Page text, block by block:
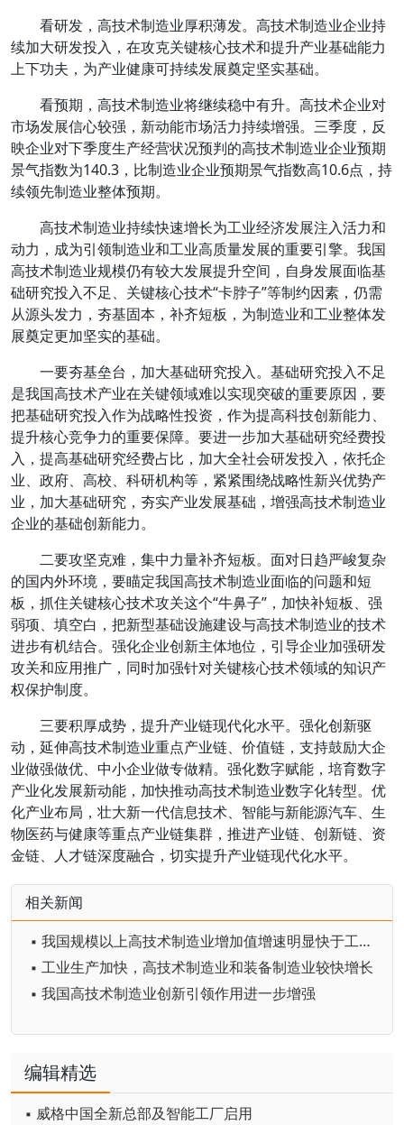
看研发，高技术制造业厚积薄发。高技术制造业企业持
续加大研发投入，在攻克关键核心技术和提升产业基础能力
上下功夫，为产业健康可持续发展奠定坚实基础。
看预期，高技术制造业将继续稳中有升。高技术企业对
市场发展信心较强，新动能市场活力持续增强。三季度，反
映企业对下季度生产经营状况预判的高技术制造业企业预期
景气指数为140.3，比制造业企业预期景气指数高10.6点，持
续领先制造业整体预期。
高技术制造业持续快速增长为工业经济发展注入活力和
动力，成为引领制造业和工业高质量发展的重要引擎。我国
高技术制造业规模仍有较大发展提升空间，自身发展面临基
础研究投入不足、关键核心技术“卡脖子”等制约因素，仍需
从源头发力，夯基固本，补齐短板，为制造业和工业整体发
展奠定更加坚实的基础。
一要夯基垒台，加大基础研究投入。基础研究投入不足
是我国高技术产业在关键领域难以实现突破的重要原因，要
把基础研究投入作为战略性投资，作为提高科技创新能力、
提升核心竞争力的重要保障。要进一步加大基础研究经费投
入，提高基础研究经费占比，加大全社会研发投入，依托企
业、政府、高校、科研机构等，紧紧围绕战略性新兴优势产
业，加大基础研究，夯实产业发展基础，增强高技术制造业
企业的基础创新能力。
二要攻坚克难，集中力量补齐短板。面对日趋严峻复杂
的国内外环境，要瞄定我国高技术制造业面临的问题和短
板，抓住关键核心技术攻关这个“牛鼻子”，加快补短板、强
弱项、填空白，把新型基础设施建设与高技术制造业的技术
进步有机结合。强化企业创新主体地位，引导企业加强研发
攻关和应用推广，同时加强针对关键核心技术领域的知识产
权保护制度。
三要积厚成势，提升产业链现代化水平。强化创新驱
动，延伸高技术制造业重点产业链、价值链，支持鼓励大企
业做强做优、中小企业做专做精。强化数字赋能，培育数字
产业化发展新动能，加快推动高技术制造业数字化转型。优
化产业布局，壮大新一代信息技术、智能与新能源汽车、生
物医药与健康等重点产业链集群，推进产业链、创新链、资
金链、人才链深度融合，切实提升产业链现代化水平。
相关新闻
▪ 我国规模以上高技术制造业增加值增速明显快于工业增长
▪ 工业生产加快，高技术制造业和装备制造业较快增长
▪ 我国高技术制造业创新引领作用进一步增强
编辑精选
▪ 威格中国全新总部及智能工厂启用